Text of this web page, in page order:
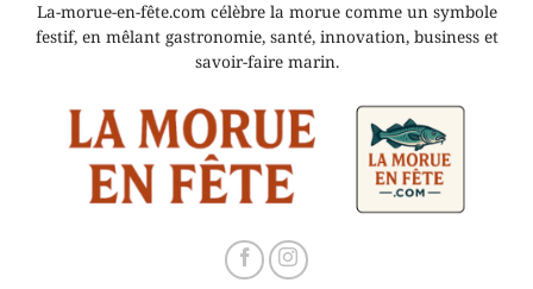
La-morue-en-fête.com célèbre la morue comme un symbole
festif, en mêlant gastronomie, santé, innovation, business et
savoir-faire marin.